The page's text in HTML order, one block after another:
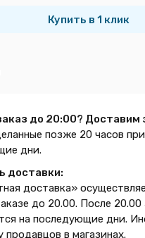
Купить в 1 клик
до 20:00? Доставим
позже 20 часов
дни.
доставки:
доставка»
до 20.00. После 20.00
на последующие дни.
продавцов в магазинах.